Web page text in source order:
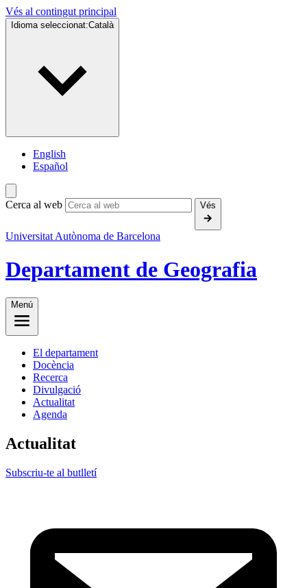
Vés al contingut principal
Idioma seleccionat:Català
English
Español
Cerca al web Vés
Universitat Autònoma de Barcelona
Departament de Geografia
Menú
El departament
Docència
Recerca
Divulgació
Actualitat
Agenda
Actualitat
Subscriu-te al butlletí